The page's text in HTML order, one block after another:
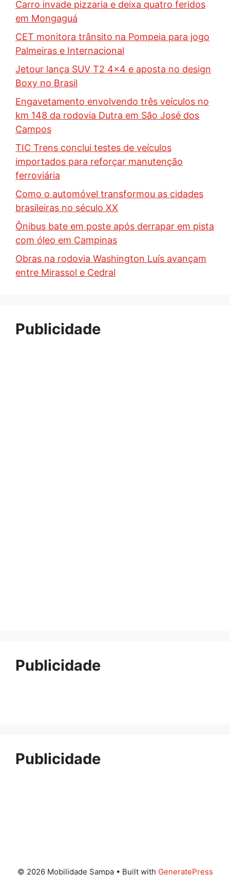
Carro invade pizzaria e deixa quatro feridos
em Mongaguá
CET monitora trânsito na Pompeia para jogo
Palmeiras e Internacional
Jetour lança SUV T2 4×4 e aposta no design
Boxy no Brasil
Engavetamento envolvendo três veículos no
km 148 da rodovia Dutra em São José dos
Campos
TIC Trens conclui testes de veículos
importados para reforçar manutenção
ferroviária
Como o automóvel transformou as cidades
brasileiras no século XX
Ônibus bate em poste após derrapar em pista
com óleo em Campinas
Obras na rodovia Washington Luís avançam
entre Mirassol e Cedral
Publicidade
Publicidade
Publicidade
© 2026 Mobilidade Sampa• Built with GeneratePress